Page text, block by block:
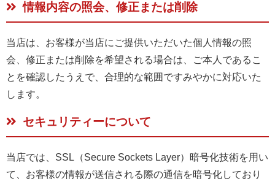
情報内容の照会、修正または削除
当店は、お客様が当店にご提供いただいた個人情報の照
会、修正または削除を希望される場合は、ご本人であるこ
とを確認したうえで、合理的な範囲ですみやかに対応いた
します。
セキュリティーについて
当店では、SSL（Secure Sockets Layer）暗号化技術を用い
て、お客様の情報が送信される際の通信を暗号化しており